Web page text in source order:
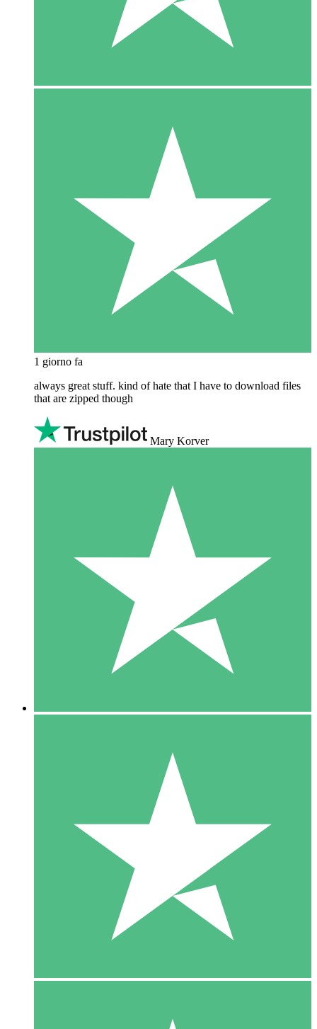
1 giorno fa
always great stuff. kind of hate that I have to download files
that are zipped though
Mary Korver